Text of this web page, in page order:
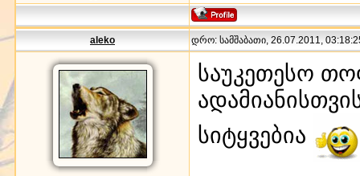
aleko დრო: სამშაბათი, 26.07.2011,
საუკეთესო
სიტყვებია